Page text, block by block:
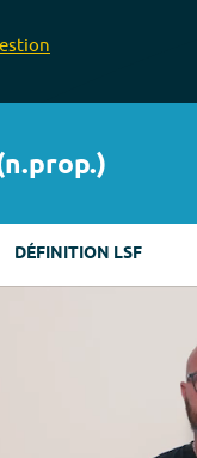
n.prop.)
DÉFINITION LSF